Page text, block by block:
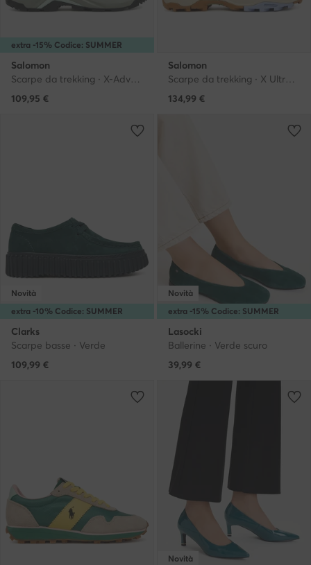
extra -15% Codice: SUMMER
Salomon
Scarpe da trekking · X-Adventure Recon L47813600 · Verde
109,95 €
Salomon
Scarpe da trekking · X Ultra 360 Edge L49097300 · Verde
134,99 €
extra -10% Codice: SUMMER
Novità
Clarks
Scarpe basse · Verde
109,99 €
extra -15% Codice: SUMMER
Novità
Lasocki
Ballerine · Verde scuro
39,99 €
Novità